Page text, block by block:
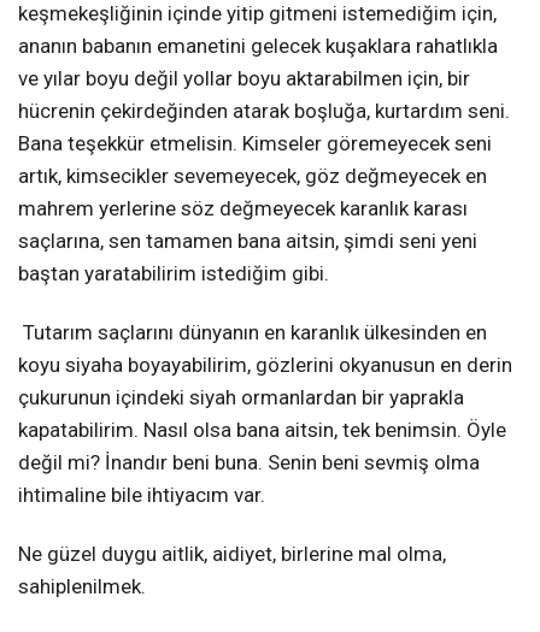
keşmekeşliğinin içinde yitip gitmeni istemediğim için,
ananın babanın emanetini gelecek kuşaklara rahatlıkla
ve yılar boyu değil yollar boyu aktarabilmen için, bir
hücrenin çekirdeğinden atarak boşluğa, kurtardım seni.
Bana teşekkür etmelisin. Kimseler göremeyecek seni
artık, kimsecikler sevemeyecek, göz değmeyecek en
mahrem yerlerine söz değmeyecek karanlık karası
saçlarına, sen tamamen bana aitsin, şimdi seni yeni
baştan yaratabilirim istediğim gibi.
Tutarım saçlarını dünyanın en karanlık ülkesinden en
koyu siyaha boyayabilirim, gözlerini okyanusun en derin
çukurunun içindeki siyah ormanlardan bir yaprakla
kapatabilirim. Nasıl olsa bana aitsin, tek benimsin. Öyle
değil mi? İnandır beni buna. Senin beni sevmiş olma
ihtimaline bile ihtiyacım var.
Ne güzel duygu aitlik, aidiyet, birlerine mal olma,
sahiplenilmek.